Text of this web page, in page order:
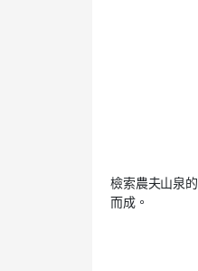
檢索農夫山泉
而成。